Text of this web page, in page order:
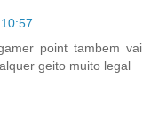
point tambem vai
geito muito legal